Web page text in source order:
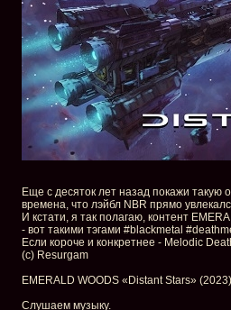
Еще с десяток лет назад покажи такую
времена, что лэйбл NBR прямо
И кстати, я так полагаю, контент
- вот такими тэгами #blackmetal
Если короче и конкретнее - Melodic
(с) Resurgam
EMERALD WOODS «Distant Stars» (2023)
Слушаем музыку.